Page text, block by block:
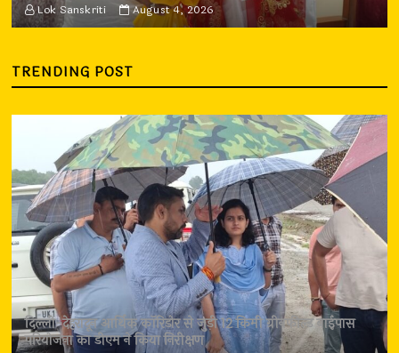
Lok Sanskriti August 4, 2026
TRENDING POST
दिल्ली-देहरादून आर्थिक कॉरिडोर से जुड़ी 12 किमी ग्रीनफील्ड बाईपास
परियोजना का डीएम ने किया निरीक्षण